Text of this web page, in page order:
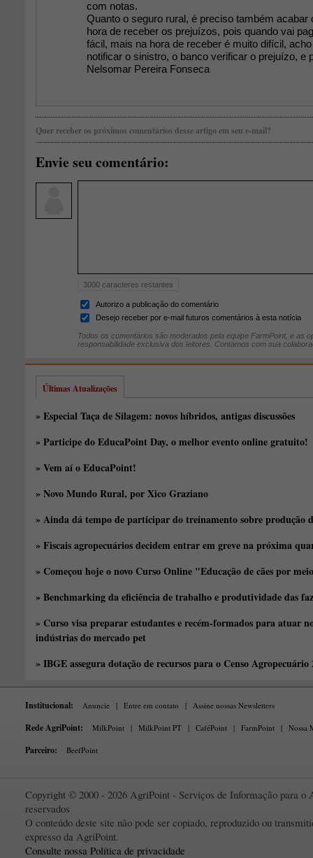
com notas.
Quanto o seguro rural, é preciso também acabar
hora de receber os prejuízos, pois quando vai
fácil, mais na hora de receber é muito difícil,
notificar o sinistro, o banco verificar o prejuízo, e
Nelsomar Pereira Fonseca
Quer receber os próximos comentários desse artigo em seu e-mail?
Envie seu comentário:
3000 caracteres restantes
Autorizo a publicação do comentário
Desejo receber por e-mail futuros comentários à esta notícia
Todos os comentários são moderados pela equipe FarmPoint, e as
responsabilidade exclusiva dos leitores. Contamos com sua
Últimas Atualizações
» Especial Taça de Silagem: novos híbridos, antigas discussões
» Participe do EducaPoint Day, o melhor evento online gratuito!
» Vem aí o EducaPoint!
» Novo Mundo Rural, por Xico Graziano
» Ainda dá tempo de participar do treinamento sobre produção
» Fiscais agropecuários decidem entrar em greve na próxima
» Começou hoje o novo Curso Online "Educação de cães por
» Benchmarking da eficiência de trabalho e produtividade das
» Curso visa preparar estudantes e recém-formados para atuar
indústrias do mercado pet
» IBGE assegura dotação de recursos para o Censo Agropecuário
Institucional: Anuncie | Entre em contato | Assine nossas Newsletters
Rede AgriPoint: MilkPoint | MilkPoint PT | CaféPoint | FarmPoint | Nossa
Parceiro: BeefPoint
Copyright © 2000 - 2026 AgriPoint - Serviços de Informação para o
reservados
O conteúdo deste site não pode ser copiado, reproduzido ou
expresso da AgriPoint.
Consulte nossa Política de privacidade